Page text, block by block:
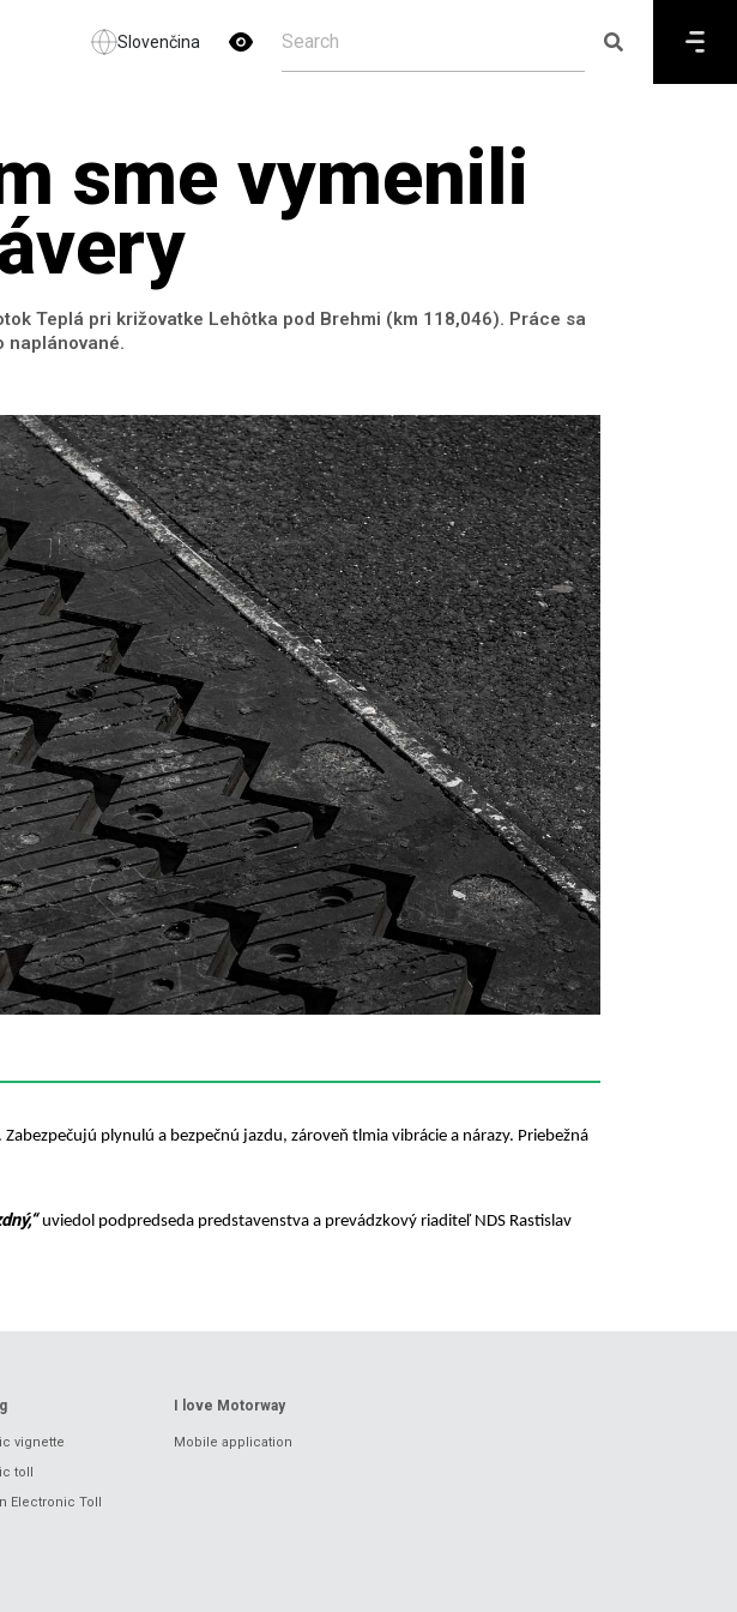
Slovenčina
sme vymenili
Teplá pri križovatke Lehôtka pod Brehmi (km 118,046). Práce sa
naplánované.
plynulú a bezpečnú jazdu, zároveň tlmia vibrácie a nárazy. Priebežná
uviedol podpredseda predstavenstva a prevádzkový riaditeľ NDS Rastislav
vignette
toll
Electronic Toll
I love Motorway
Mobile application